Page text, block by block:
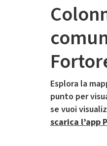
Esplora la
punto per
se vuoi
scarica l’app